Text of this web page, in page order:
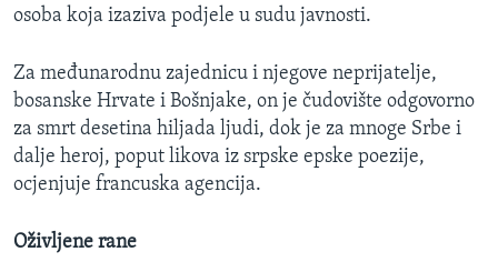
osoba koja izaziva podjele u sudu javnosti.
Za međunarodnu zajednicu i njegove neprijatelje,
bosanske Hrvate i Bošnjake, on je čudovište odgovorno
za smrt desetina hiljada ljudi, dok je za mnoge Srbe i
dalje heroj, poput likova iz srpske epske poezije,
ocjenjuje francuska agencija.
Oživljene rane